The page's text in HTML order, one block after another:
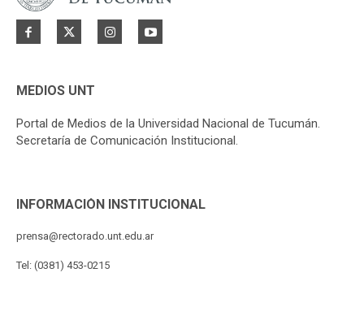
MEDIOS UNT
Portal de Medios de la Universidad Nacional de Tucumán.
Secretaría de Comunicación Institucional.
INFORMACIÓN INSTITUCIONAL
prensa@rectorado.unt.edu.ar
Tel: (0381) 453-0215